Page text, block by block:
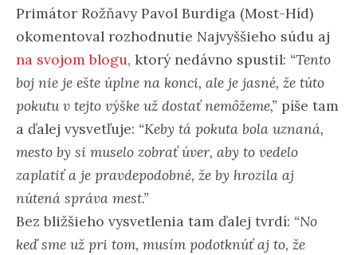
Primátor Rožňavy Pavol Burdiga (Most-Híd)
okomentoval rozhodnutie Najvyššieho súdu aj
na svojom blogu, ktorý nedávno spustil: “Tento
boj nie je ešte úplne na konci, ale je jasné, že túto
pokutu v tejto výške už dostať nemôžeme,” píše tam
a ďalej vysvetľuje: “Keby tá pokuta bola uznaná,
mesto by si muselo zobrať úver, aby to vedelo
zaplatiť a je pravdepodobné, že by hrozila aj
nútená správa mest.”
Bez bližšieho vysvetlenia tam ďalej tvrdí: “No
keď sme už pri tom, musím podotknúť aj to, že